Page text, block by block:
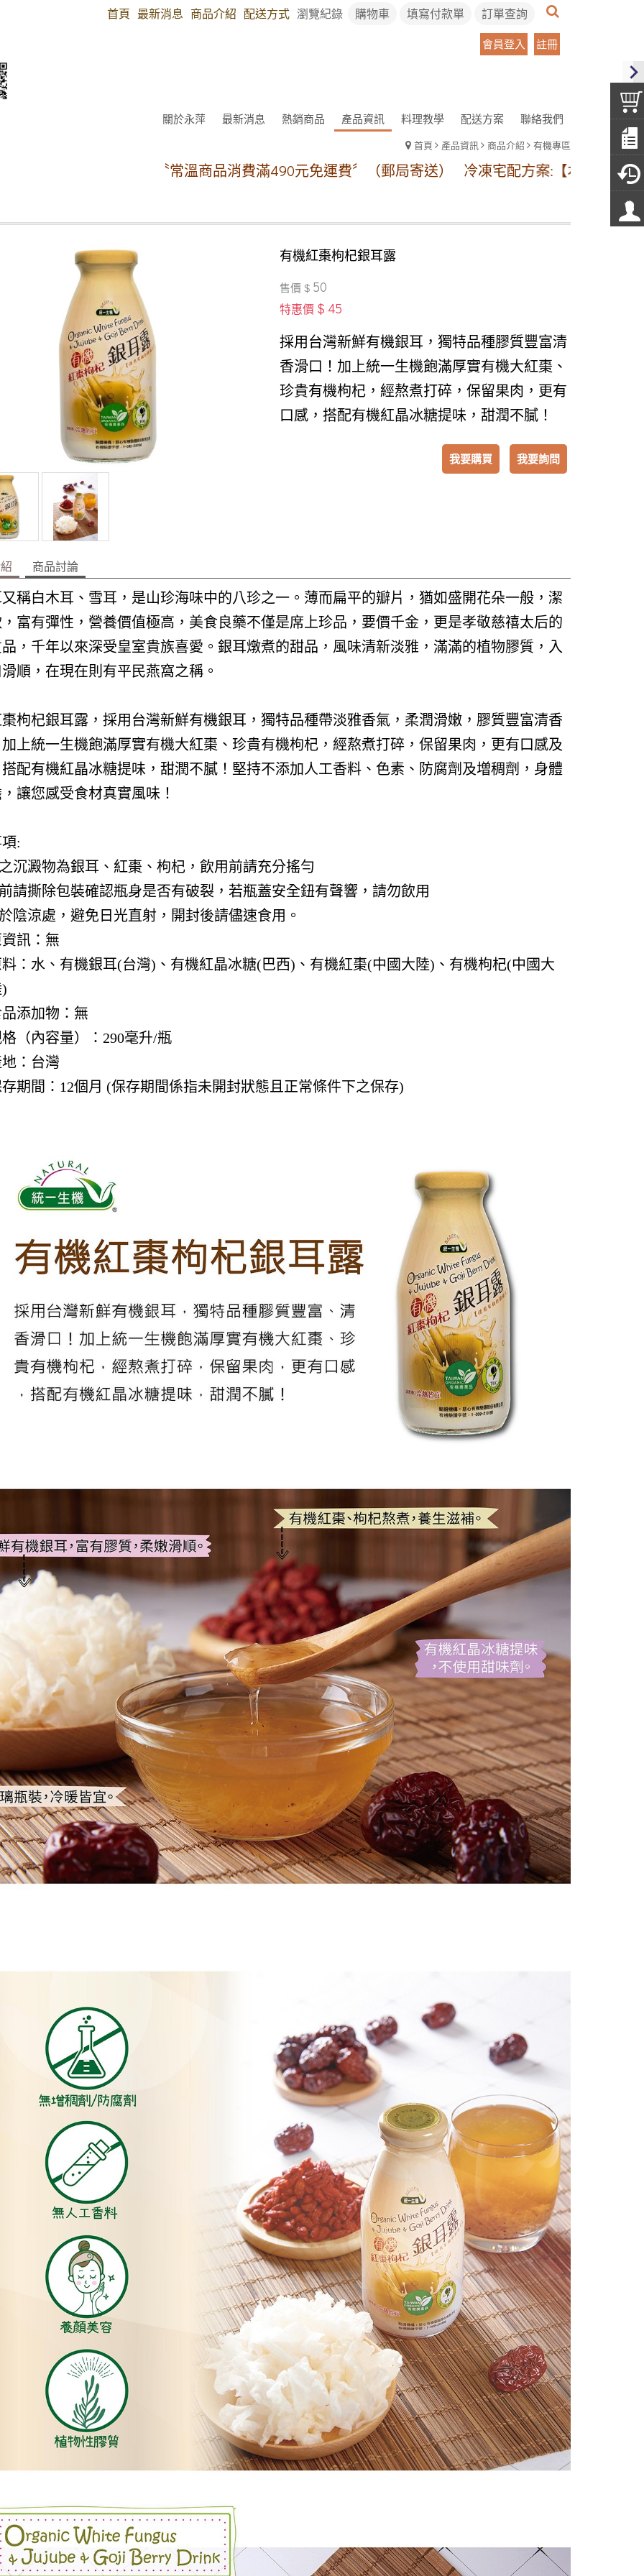
首頁 最新消息 商品介紹 配送方式 瀏覽紀錄 購物車 填寫付款單 訂單查詢
會員登入 註冊
關於永萍 最新消息 熱銷商品 產品資訊 料理教學 配送方案 聯絡我們
首頁 產品資訊 商品介紹 有機專區
〝常溫商品消費滿490元免運費〞（郵局寄送） 冷凍宅配方案:【本島地區】1~11包冷凍
有機紅棗枸杞銀耳露
售價 $50
特惠價 $ 45
採用台灣新鮮有機銀耳，獨特品種膠質豐富清
香滑口！加上統一生機飽滿厚實有機大紅棗、
珍貴有機枸杞，經熬煮打碎，保留果肉，更有
口感，搭配有機紅晶冰糖提味，甜潤不膩！
我要購買 我要詢問
商品討論
稱白木耳、雪耳，是山珍海味中的八珍之一。薄而扁平的瓣片，猶如盛開花朵一般，潔
富有彈性，營養價值極高，美食良藥不僅是席上珍品，要價千金，更是孝敬慈禧太后的
，千年以來深受皇室貴族喜愛。銀耳燉煮的甜品，風味清新淡雅，滿滿的植物膠質，入
順，在現在則有平民燕窩之稱。
枸杞銀耳露，採用台灣新鮮有機銀耳，獨特品種帶淡雅香氣，柔潤滑嫩，膠質豐富清香
上統一生機飽滿厚實有機大紅棗、珍貴有機枸杞，經熬煮打碎，保留果肉，更有口感及
配有機紅晶冰糖提味，甜潤不膩！堅持不添加人工香料、色素、防腐劑及増稠劑，身體
讓您感受食材真實風味！
:
沉澱物為銀耳、紅棗、枸杞，飲用前請充分搖勻
請撕除包裝確認瓶身是否有破裂，若瓶蓋安全鈕有聲響，請勿飲用
陰涼處，避免日光直射，開封後請儘速食用。
訊：無
：水、有機銀耳(台灣)、有機紅晶冰糖(巴西)、有機紅棗(中國大陸)、有機枸杞(中國大
添加物：無
（內容量）：290毫升/瓶
：台灣
期間：12個月 (保存期間係指未開封狀態且正常條件下之保存)